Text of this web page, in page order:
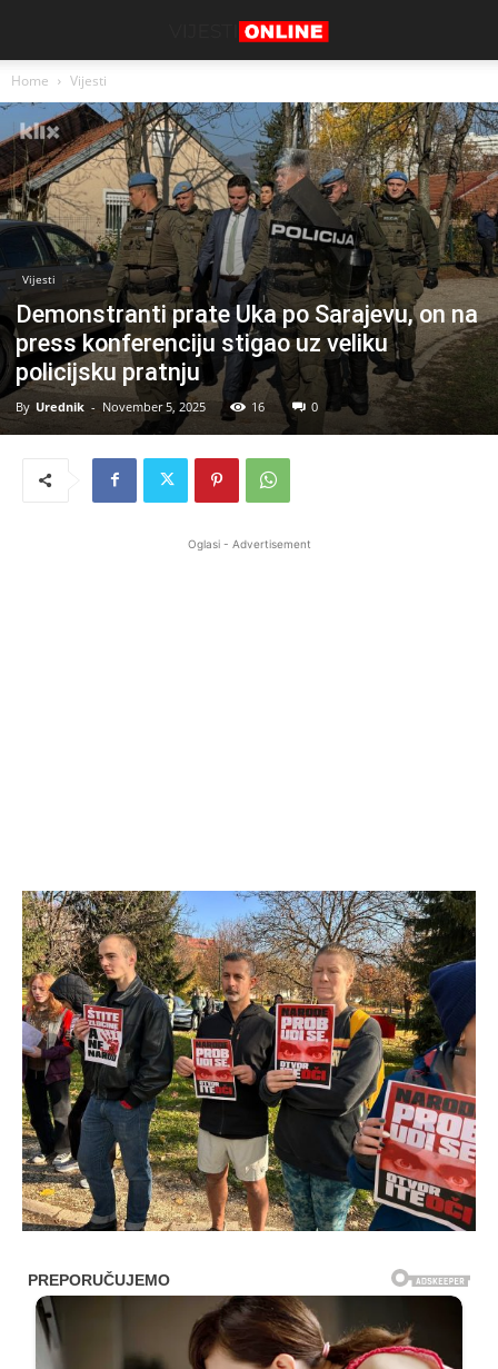
Home Vijesti
Vijesti
Demonstranti prate Uka po Sarajevu, on na
press konferenciju stigao uz veliku
policijsku pratnju
By Urednik - November 5, 2025 16 0
Oglasi - Advertisement